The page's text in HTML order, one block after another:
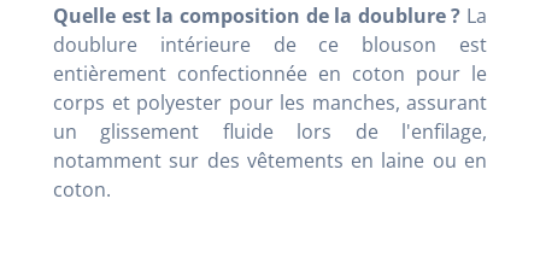
Quelle est la composition de la doublure ? La
doublure intérieure de ce blouson est
entièrement confectionnée en coton pour le
corps et polyester pour les manches, assurant
un glissement fluide lors de l'enfilage,
notamment sur des vêtements en laine ou en
coton.